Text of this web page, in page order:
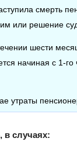
смерть
или решение
шести
начиная с 1-
утраты
в случаях: